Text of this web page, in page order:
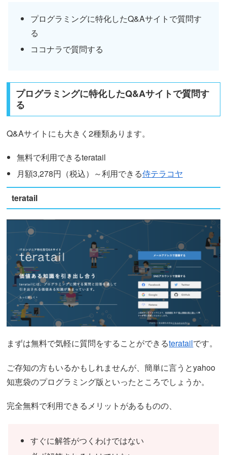
プログラミングに特化したQ&Aサイトで質問す
る
ココナラで質問する
プログラミングに特化したQ&Aサイトで質問す
る
Q&Aサイトにも大きく2種類あります。
無料で利用できるteratail
月額3,278円（税込）～利用できる侍テラコヤ
teratail
まずは無料で気軽に質問をすることができるteratailです。
ご存知の方もいるかもしれませんが、簡単に言うとyahoo
知恵袋のプログラミング版といったところでしょうか。
完全無料で利用できるメリットがあるものの、
すぐに解答がつくわけではない